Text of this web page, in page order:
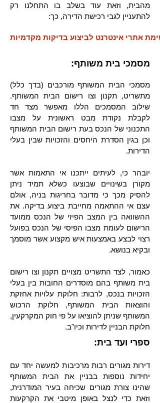
מהבית, וזאת עוד בשלב בו התחלנו רק
להתעניין לגבי רכישת הדירה, כך:
אתרי אינטרנט לביצוע בדיקות מקדמיות
מסמכי בית משותף:
מסמכי הבית המשותף מורכבים (בדך כלל)
מתשריט, תקנון וצו רישום הבית המשותף.
שילוב המסמכים הללו מאפשר מצד חד
לקבלת נקודת מבט ראשונית על מצבו
התכנוני של הנכס בעת רישום הבית המשותף
וכן בגין הסדרת היחסים והזכויות שבין בעלי
הדירות.
יובהר כי, לעיתים ייתכנו אי התאמות אשר
מקורן בשינויים שבוצעו כשלא תמיד ניתן
להסיק מכך כי מדובר בחריגות בניה, אולם
עצם אי ההתאמה מחייבת ביצוע בדיקה. את
ההשוואה בין המצב הפיזי של הנכס ממועד
הרישום לעומת מצבו הפיסי של הנכס בפועל
רצוי לבצע באמצעות איש מקצוע אשר מוסמך
ובקיא בנושא.
כאמור, לצד התשריט מצויים תקנון וצו רישום
בית משותף בהם מוסדרים החובות בין בעלי
הזכויות בנכס, לרבות: חלוקת עלויות אחזקת
והוצאות הבית המשותף, חלוקת הרכוש
המשותף שניתן להוציאו על פי חוק המקרקעין,
חלוקת הבניין לדירות וכיו"ב.
ספרי ועד בית:
דירות מגורים רבות מרכיבות למעשה יחד עם
יחידות נוספות בבניין את הבית המשותף
שהינו צורת מגורים שכיחה בעיר המודרנית,
וזאת כדי לנצל באופן מיטבי את הקרקעות